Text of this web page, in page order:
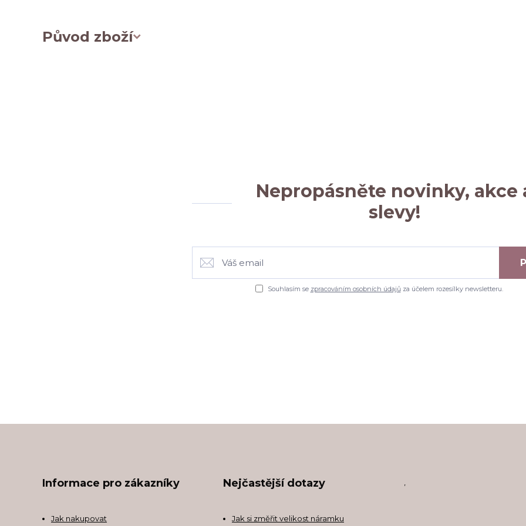
Původ zboží
Nepropásněte novinky, akce
slevy!
Souhlasím se zpracováním osobních údajůza účelem rozesílky newsletteru.
Informace pro zákazníky
Jak nakupovat
Nejčastější dotazy
Jak si změřit velikost náramku